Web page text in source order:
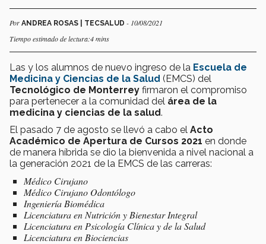
Por ANDREA ROSAS | TECSALUD - 10/08/2021
Tiempo estimado de lectura:4 mins
Las y los alumnos de nuevo ingreso de la Escuela de
Medicina y Ciencias de la Salud (EMCS) del
Tecnológico de Monterrey firmaron el compromiso
para pertenecer a la comunidad del área de la
medicina y ciencias de la salud.
El pasado 7 de agosto se llevó a cabo el Acto
Académico de Apertura de Cursos 2021 en donde
de manera híbrida se dio la bienvenida a nivel nacional a
la generación 2021 de la EMCS de las carreras:
Médico Cirujano
Médico Cirujano Odontólogo
Ingeniería Biomédica
Licenciatura en Nutrición y Bienestar Integral
Licenciatura en Psicología Clínica y de la Salud
Licenciatura en Biociencias